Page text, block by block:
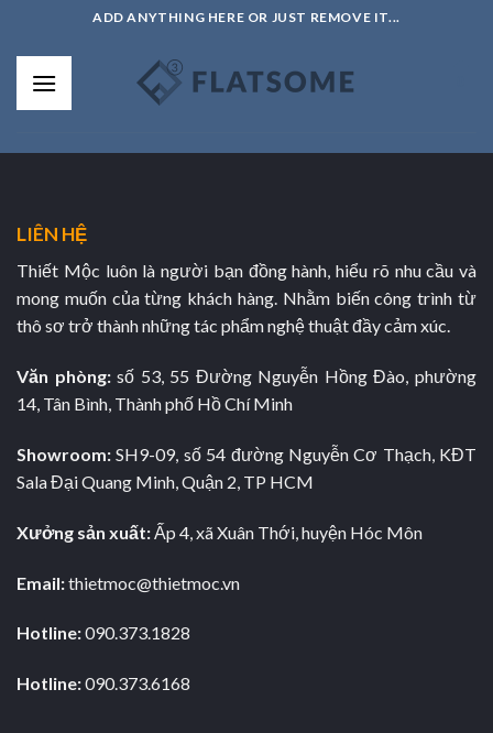
ADD ANYTHING HERE OR JUST REMOVE IT...
LIÊN HỆ
Thiết Mộc luôn là người bạn đồng hành, hiểu rõ nhu cầu và
mong muốn của từng khách hàng. Nhằm biến công trình từ
thô sơ trở thành những tác phẩm nghệ thuật đầy cảm xúc.
Văn phòng:số 53, 55 Đường Nguyễn Hồng Đào, phường
14, Tân Bình, Thành phố Hồ Chí Minh
Showroom: SH9-09, số 54 đường Nguyễn Cơ Thạch, KĐT
Sala Đại Quang Minh, Quận 2, TP HCM
Xưởng sản xuất:Ấp 4, xã Xuân Thới, huyện Hóc Môn
Email:thietmoc@thietmoc.vn
Hotline:090.373.1828
Hotline:090.373.6168